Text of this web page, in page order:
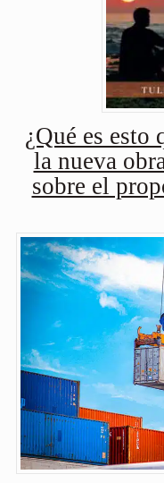
¿Qué es esto
la nueva
sobre el